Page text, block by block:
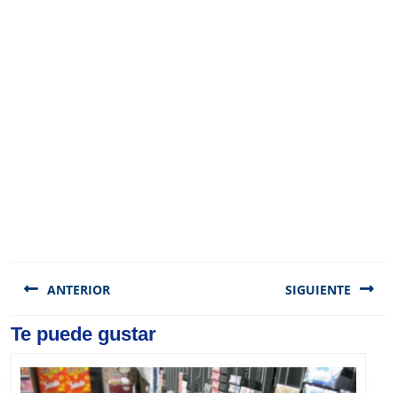
de
ANTERIOR
Previous
SIGUIENTE
Te puede gustar